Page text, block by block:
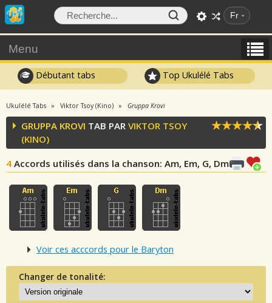
Fr
Menu
Débutant tabs Top Ukulélé Tabs
Ukulélé Tabs Viktor Tsoy (Kino) Gruppa Krovi
GRUPPA KROVI TAB PAR VIKTOR TSOY
(KINO)
4 Accords utilisés dans la chanson: Am, Em, G, Dm
Voir ces acccords pour le Baryton
Changer de tonalité: